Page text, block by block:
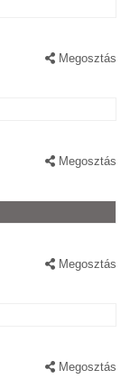
Megosztás
Megosztás
Megosztás
Megosztás